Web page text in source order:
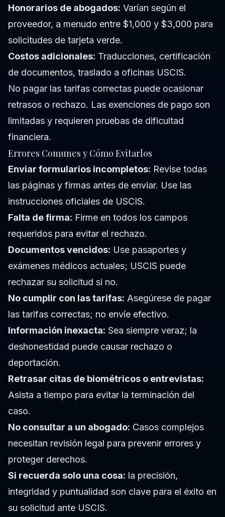
Honorarios de abogados: Varían según el
proveedor, a menudo entre $1,000 y $3,000 para
solicitudes de tarjeta verde.
Costos adicionales: Traducciones, certificación
de documentos, traslado a oficinas USCIS.
No pagar las tarifas correctas puede ocasionar
retrasos o rechazo. Las exenciones de pago son
limitadas y requieren pruebas de dificultad
financiera.
Errores Comunes y Cómo Evitarlos
Enviar formularios incompletos: Revise todas
las páginas y firmas antes de enviar. Use las
instrucciones oficiales de USCIS.
Falta de firma: Firme en todos los campos
requeridos para evitar el rechazo.
Documentos vencidos: Use pasaportes y
exámenes médicos actuales; USCIS puede
rechazar su solicitud si no.
No cumplir con las tarifas: Asegúrese de pagar
las tarifas correctas; no envíe efectivo.
Información inexacta: Sea siempre veraz; la
deshonestidad puede causar rechazo o
deportación.
Retrasar citas de biométricos o entrevistas:
Asista a tiempo para evitar la terminación del
caso.
No consultar a un abogado: Casos complejos
necesitan revisión legal para prevenir errores y
proteger derechos.
Si recuerda solo una cosa: la precisión,
integridad y puntualidad son clave para el éxito en
su solicitud ante USCIS.